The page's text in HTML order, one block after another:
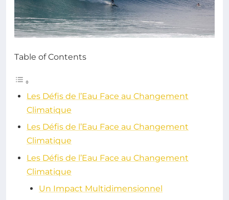
Table of Contents
Les Défis de l’Eau Face au Changement
Climatique
Les Défis de l’Eau Face au Changement
Climatique
Les Défis de l’Eau Face au Changement
Climatique
Un Impact Multidimensionnel